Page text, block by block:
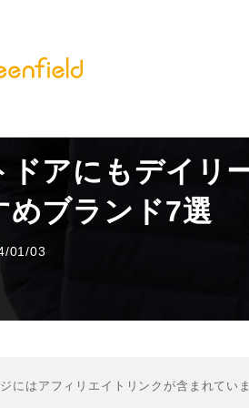
の他のフィールド アウトドアにもデイリ
ドアにもデイリ
めブランド7選
01/03
にはアフィリエイトリンクが含まれていま